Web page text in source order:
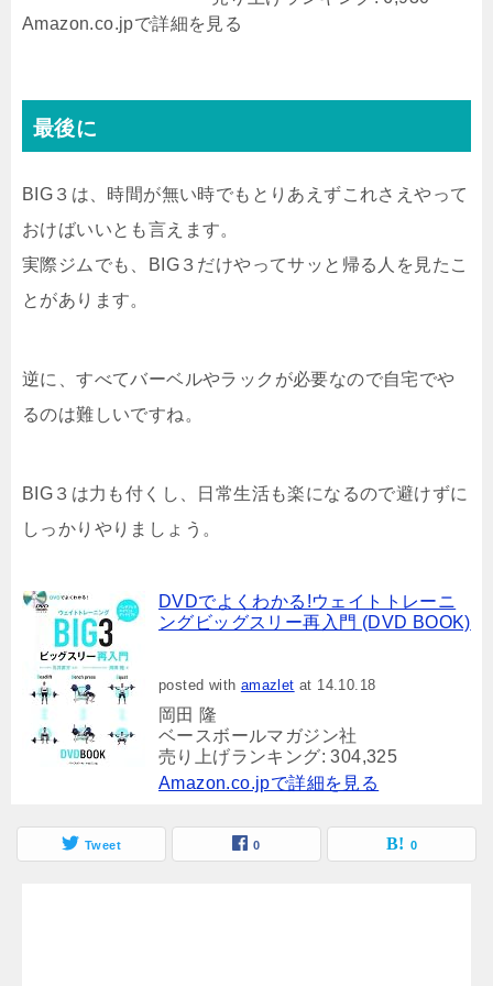
Amazon.co.jpで詳細を見る
最後に
BIG３は、時間が無い時でもとりあえずこれさえやって
おけばいいとも言えます。
実際ジムでも、BIG３だけやってサッと帰る人を見たこ
とがあります。
逆に、すべてバーベルやラックが必要なので自宅でや
るのは難しいですね。
BIG３は力も付くし、日常生活も楽になるので避けずに
しっかりやりましょう。
DVDでよくわかる!ウェイトトレーニ
ングビッグスリー再入門 (DVD BOOK)
posted with amazlet at 14.10.18
岡田 隆
ベースボールマガジン社
売り上げランキング: 304,325
Amazon.co.jpで詳細を見る
Tweet 0 0